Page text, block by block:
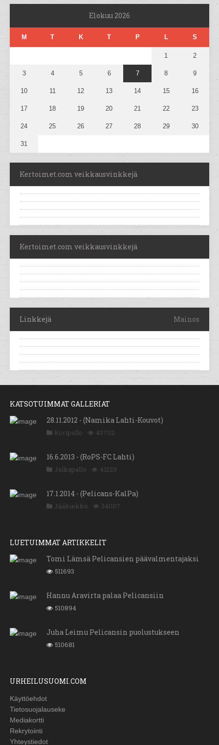
Elokuu 2026
M T K T P L S
1 2
3 4 5 6 7 8 9
10 11 12 13 14 15 16
17 18 19 20 21 22 23
24 25 26 27 28 29 30
31
Kertoimet.com veikkausvinkkejä
Kertoimet.com veikkausvinkkejä
Linkkejä Mainos
KATSOTUIMMAT GALLERIAT
28.11.2012 - (Namika Lahti-Kouvot)
Koripallo 43702
16.6.2013 - (RoPS-FC Lahti)
Jalkapallo 42129
17.1.2014 - (Pelicans-KalPa)
Jääkiekko 34007
LUETUIMMAT ARTIKKELIT
Tomi Lämsä Pelicansien päävalmentajaksi
511693
Hannu Aravirta palaa Pelicansiin
510894
Juha Leimu Pelicansin puolustukseen
510681
URHEILUSUOMI.COM
Käyttöehdot
Tietosuojalauseke
Mediakortti
Rekrytointi
Yhteystiedot